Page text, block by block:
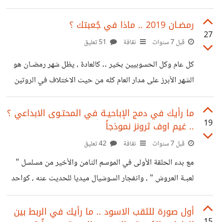
النوع في الويب العربي. الموقع تخصص لسنوات طويلة في
توفير نسخ ممتازة مترجمة لكافة الافلام والمسلسلات العربية
والعالمية وتوفيرها للمشاهدة المجانية الحرة عبر الانترنت،
التوقيت، تعالى مرة أخرى تيّاران مختلفان. تيار يدعم بشدة
اغلاق هذه المواقع من باب الحفاظ على الحقوق الفكرية وذمّ
القرصنة ، وتيار يعترض على هذا
27
رمضـان 2019 .. ماذا في جُعبتك ؟
قبل 7 سنوات ثقافة
كل عام وكل الحسوبيين بخير .. كالعادة ، يظل شهر رمضـان هو
الشهر الأبرز على مدار العام كله من حيث الاختلاف في الروتين
اليومي. كل شيء يتغير تقريباً، بدءً من مواعيد النوم والاستيقاظ
، العمل ، الاهتمامات ، الصلوات ، مسار الحيوية اليومية. ومع ذلك،
يبقى شيء عظيم في هذا الشهر ، عندما يندمج حماسك للعبادة
مع حماسك مع امورك اليومية فيما يخص العمل ، الثقافة العامة ،
التعلم الذاتي ، وطبعا الدراسة النظـامية. الى جانب العبـادة
والصوم ، ماذا
19
ما رأيك في دمج الإباحيـة في المحتـوى الابداعي ؟
.. غيم اوف ثرونز نموذجاً
قبل 7 سنوات ثقافة
مع بدء الحلقة الأولى في الموسم الثامن والأخير من مسلسل "
لعبـة العروش " ، وانفجار السوشيال ميديا للحديث عنه ، كواحد
من أهم وأبرز وأشهر المسلسلات التي شهدها التاريخ من حيث
الجماهيرية والمتابعة والحبكة والخيال والمؤثرات البصرية
أول صورة للثقب الاسود .. ما رأيك في الربط بين